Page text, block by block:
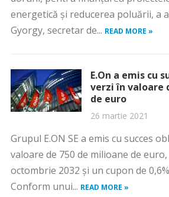
energetică şi reducerea poluării, a
Gyorgy, secretar de... READ MORE »
E.On a emis cu
verzi în valoare
de euro
26 martie 2021
Grupul E.ON SE a emis cu succes
valoare de 750 de milioane de
octombrie 2032 şi un cupon de
Conform unui... READ MORE »